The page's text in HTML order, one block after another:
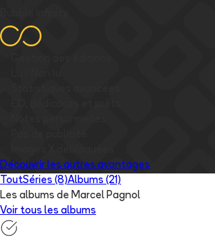
Découvrir les autres avantages
ToutSéries (8)Albums (21)
Les albums de Marcel Pagnol
Voir tous les albums